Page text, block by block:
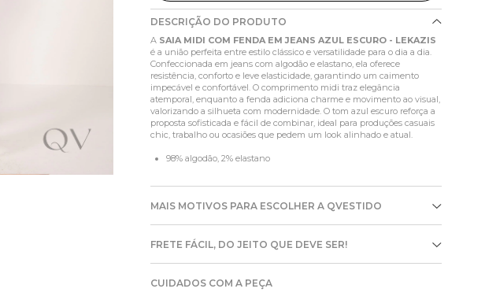
DESCRIÇÃO DO PRODUTO
A SAIA MIDI COM FENDA EM JEANS AZUL ESCURO - LEKAZIS
é a união perfeita entre estilo clássico e versatilidade para o dia a dia.
Confeccionada em jeans com algodão e elastano, ela oferece
resistência, conforto e leve elasticidade, garantindo um caimento
impecável e confortável. O comprimento midi traz elegância
atemporal, enquanto a fenda adiciona charme e movimento ao visual,
valorizando a silhueta com modernidade. O tom azul escuro reforça a
proposta sofisticada e fácil de combinar, ideal para produções casuais
chic, trabalho ou ocasiões que pedem um look alinhado e atual.
98% algodão, 2% elastano
MAIS MOTIVOS PARA ESCOLHER A QVESTIDO
FRETE FÁCIL, DO JEITO QUE DEVE SER!
CUIDADOS COM A PEÇA